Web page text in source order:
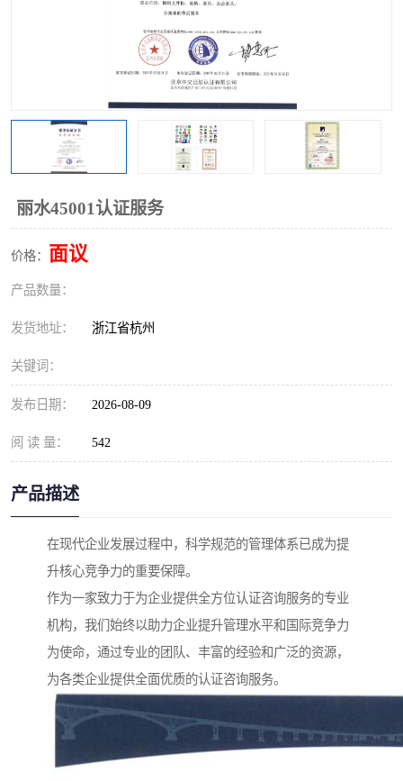
丽水45001认证服务
价格： 面议
产品数量：
发货地址： 浙江省杭州
关键词：
发布日期： 2026-08-09
阅 读 量： 542
产品描述
在现代企业发展过程中，科学规范的管理体系已成为提
升核心竞争力的重要保障。
作为一家致力于为企业提供全方位认证咨询服务的专业
机构，我们始终以助力企业提升管理水平和国际竞争力
为使命，通过专业的团队、丰富的经验和广泛的资源，
为各类企业提供全面优质的认证咨询服务。